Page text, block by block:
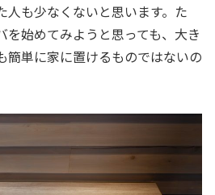
人も少なくないと思います。た
を始めてみようと思っても、大き
簡単に家に置けるものではないの